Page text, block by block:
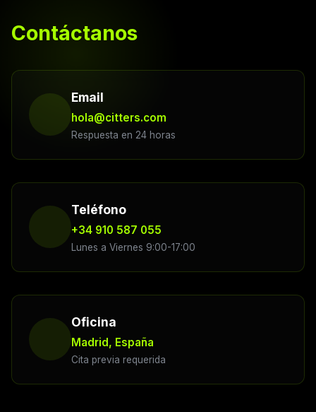
Contáctanos
Email
hola@citters.com
Respuesta en 24 horas
Teléfono
+34 910 587 055
Lunes a Viernes 9:00-17:00
Oficina
Madrid, España
Cita previa requerida